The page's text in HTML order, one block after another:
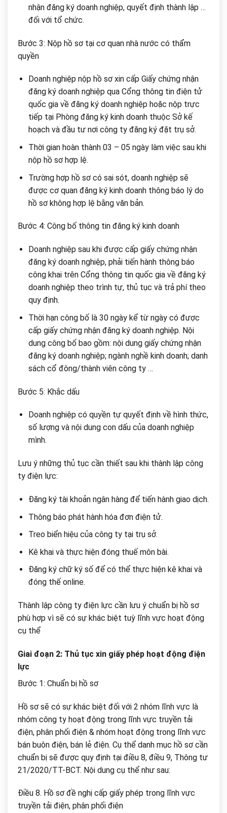
nhận đăng ký doanh nghiệp, quyết định thành lập …
đối với tổ chức.
Bước 3: Nộp hồ sơ tại cơ quan nhà nước có thẩm
quyền
Doanh nghiệp nộp hồ sơ xin cấp Giấy chứng nhận
đăng ký doanh nghiệp qua Cổng thông tin điện tử
quốc gia về đăng ký doanh nghiệp hoặc nộp trực
tiếp tại Phòng đăng ký kinh doanh thuộc Sở kế
hoạch và đầu tư nơi công ty đăng ký đặt trụ sở.
Thời gian hoàn thành 03 – 05 ngày làm việc sau khi
nộp hồ sơ hợp lệ.
Trường hợp hồ sơ có sai sót, doanh nghiệp sẽ
được cơ quan đăng ký kinh doanh thông báo lý do
hồ sơ không hợp lệ bằng văn bản.
Bước 4: Công bố thông tin đăng ký kinh doanh
Doanh nghiệp sau khi được cấp giấy chứng nhận
đăng ký doanh nghiệp, phải tiến hành thông báo
công khai trên Cổng thông tin quốc gia về đăng ký
doanh nghiệp theo trình tự, thủ tục và trả phí theo
quy định.
Thời hạn công bố là 30 ngày kể từ ngày có được
cấp giấy chứng nhận đăng ký doanh nghiệp. Nội
dung công bố bao gồm: nội dung giấy chứng nhận
đăng ký doanh nghiệp; ngành nghề kinh doanh; danh
sách cổ đông/thành viên công ty …
Bước 5: Khắc dấu
Doanh nghiệp có quyền tự quyết định về hình thức,
số lượng và nội dung con dấu của doanh nghiệp
mình.
Lưu ý những thủ tục cần thiết sau khi thành lập công
ty điện lực:
Đăng ký tài khoản ngân hàng để tiến hành giao dịch.
Thông báo phát hành hóa đơn điện tử.
Treo biển hiệu của công ty tại trụ sở.
Kê khai và thực hiện đóng thuế môn bài.
Đăng ký chữ ký số để có thể thực hiện kê khai và
đóng thế online.
Thành lập công ty điện lực cần lưu ý chuẩn bị hồ sơ
phù hợp vì sẽ có sự khác biệt tuỳ lĩnh vực hoạt động
cụ thể
Giai đoạn 2: Thủ tục xin giấy phép hoạt động điện
lực
Bước 1: Chuẩn bị hồ sơ
Hồ sơ sẽ có sự khác biệt đối với 2 nhóm lĩnh vực là
nhóm công ty hoạt động trong lĩnh vực truyền tải
điện, phân phối điện & nhóm hoạt động trong lĩnh vực
bán buôn điện, bán lẻ điện. Cụ thể danh mục hồ sơ cần
chuẩn bị sẽ được quy định tại điều 8, điều 9, Thông tư
21/2020/TT-BCT. Nội dung cụ thể như sau:
Điều 8. Hồ sơ đề nghị cấp giấy phép trong lĩnh vực
truyền tải điện, phân phối điện